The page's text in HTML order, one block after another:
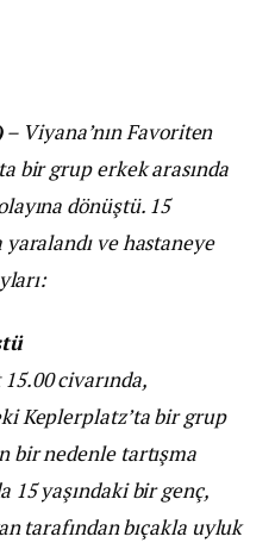
– Viyana’nın Favoriten
bir grup erkek arasında
dönüştü. 15
yaralandı ve hastaneye
civarında,
Keplerplatz’ta bir grup
bir nedenle tartışma
15 yaşındaki bir genç,
tarafından bıçakla uyluk